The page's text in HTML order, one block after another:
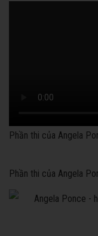
Phần thi của Angela
Phần thi của Angela